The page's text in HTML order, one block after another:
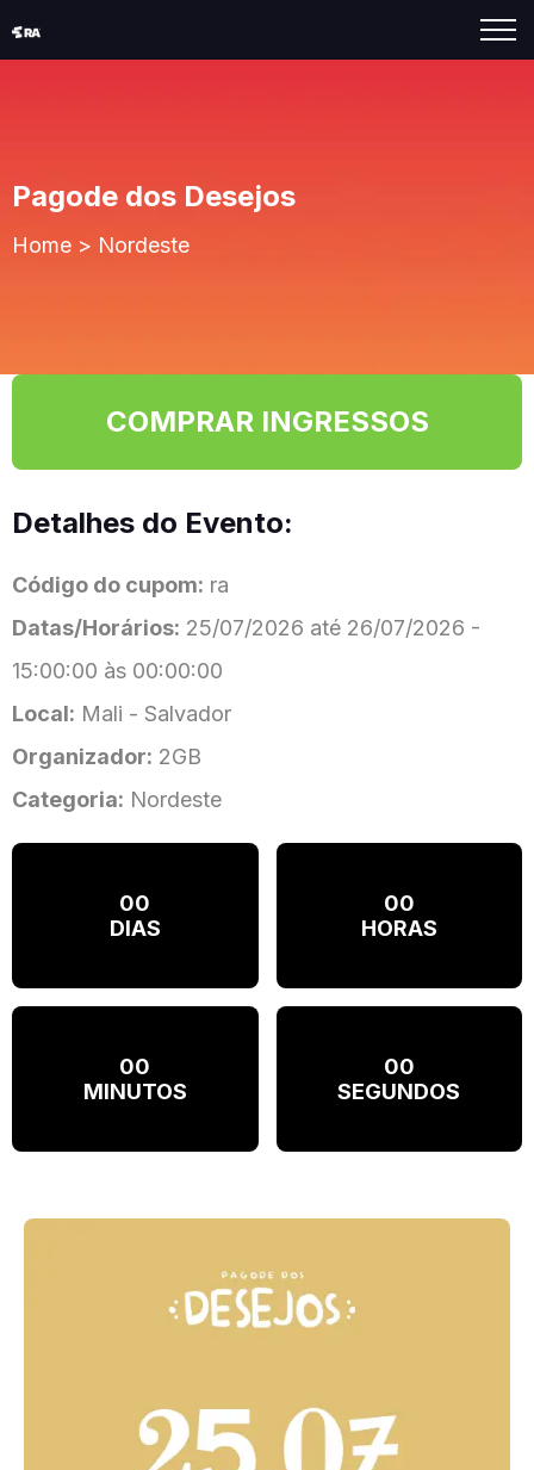
Pagode dos Desejos
Home > Nordeste
COMPRAR INGRESSOS
Detalhes do Evento:
Código do cupom: ra
Datas/Horários: 25/07/2026 até 26/07/2026 -
15:00:00 às 00:00:00
Local: Mali - Salvador
Organizador: 2GB
Categoria: Nordeste
00
DIAS
00
HORAS
00
MINUTOS
00
SEGUNDOS